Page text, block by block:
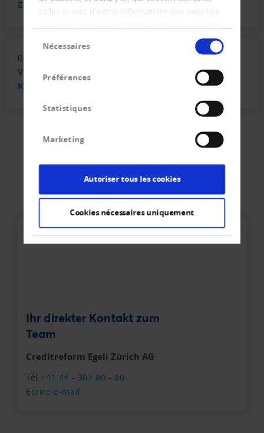
celles-ci avec d'autres informations que vous leur
duNécessaires
Préférences
Statistiques
Marketing
Autoriser tous les cookies
Cookies nécessaires uniquement
Zivilstandsverordnung ZStV
06. août 2015
Vernehmlassung SchKG - Missbrauch des
Konkursverfahrens verhindern
Ihr direkter Kontakt zum
Team
Creditreform Egeli Zürich AG
Tél +41 44 - 307 80 - 80
Ecrire e-mail